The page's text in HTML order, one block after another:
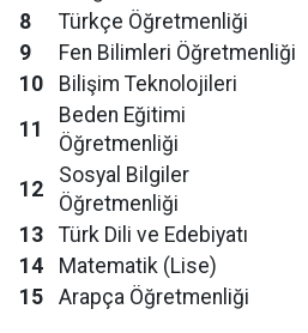
8
Türkçe Öğretmenliği
9
Fen Bilimleri Öğretmenliği
10
Bilişim Teknolojileri
11
Beden Eğitimi
Öğretmenliği
12
Sosyal Bilgiler
Öğretmenliği
13
Türk Dili ve Edebiyatı
14
Matematik (Lise)
15
Arapça Öğretmenliği